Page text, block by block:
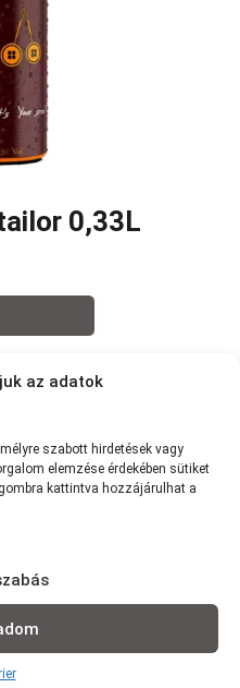
az adatok
szabott hirdetések vagy
elemzése érdekében sütiket
kattintva hozzájárulhat a
0,33L
étlaphoz >
| 1,5-2,5 km-ig: 790Ft | 2,5-3,5
rendelés: 3 000 Ft)
elvitelre, vagy